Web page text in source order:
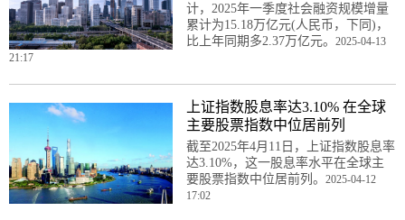
计，2025年一季度社会融资规模增量
累计为15.18万亿元(人民币，下同)，
比上年同期多2.37万亿元。 2025-04-13
21:17
上证指数股息率达3.10% 在全球
主要股票指数中位居前列
截至2025年4月11日，上证指数股息率
达3.10%，这一股息率水平在全球主
要股票指数中位居前列。 2025-04-12
17:02